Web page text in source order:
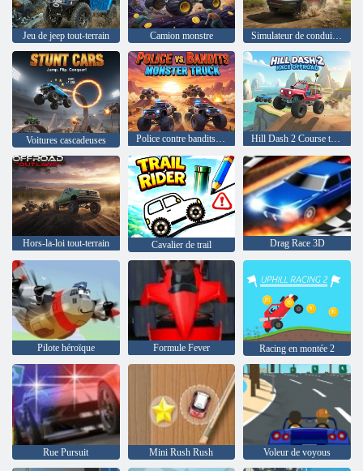
Jeu de jeep tout-terrain Camion monstre Simulateur de conduite tout-terrain de luxe 4x4 SUV aux États-Unis
Voitures cascadeuses Police contre bandits : Monster Truck Hill Dash 2 Course tout-terrain
Hors-la-loi tout-terrain Cavalier de trail Drag Race 3D
Pilote héroïque Formule Fever Racing en montée 2
Rue Pursuit Mini Rush Rush Voleur de voyous